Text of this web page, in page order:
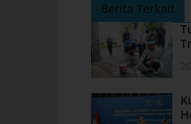
Berita Terkait